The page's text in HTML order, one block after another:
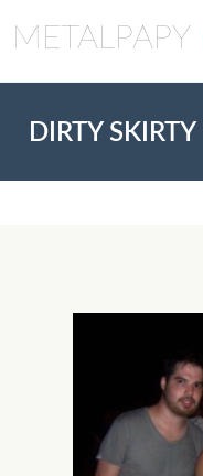
METALPAPY
DIRTY SKIRTY